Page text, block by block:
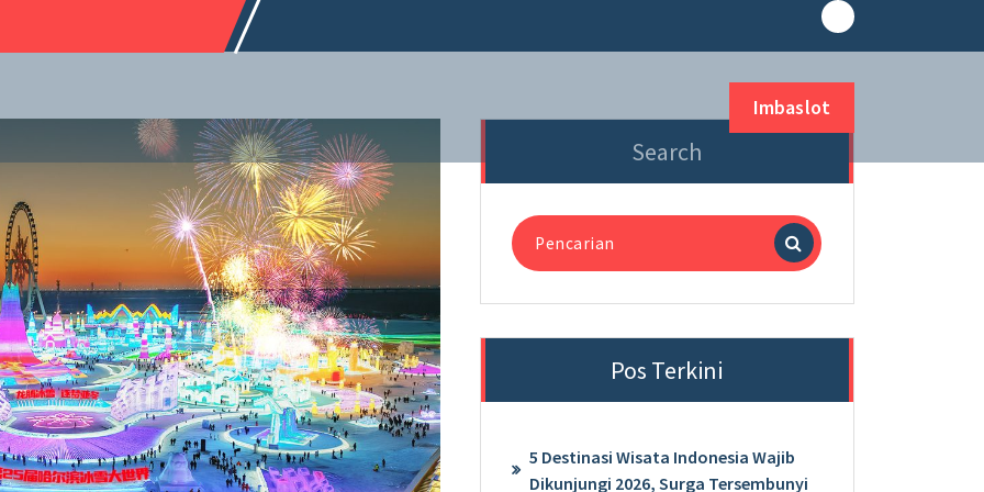
Imbaslot
Search
Pencarian
untuk:
Pos Terkini
5 Destinasi Wisata Indonesia Wajib
Dikunjungi 2026, Surga Tersembunyi